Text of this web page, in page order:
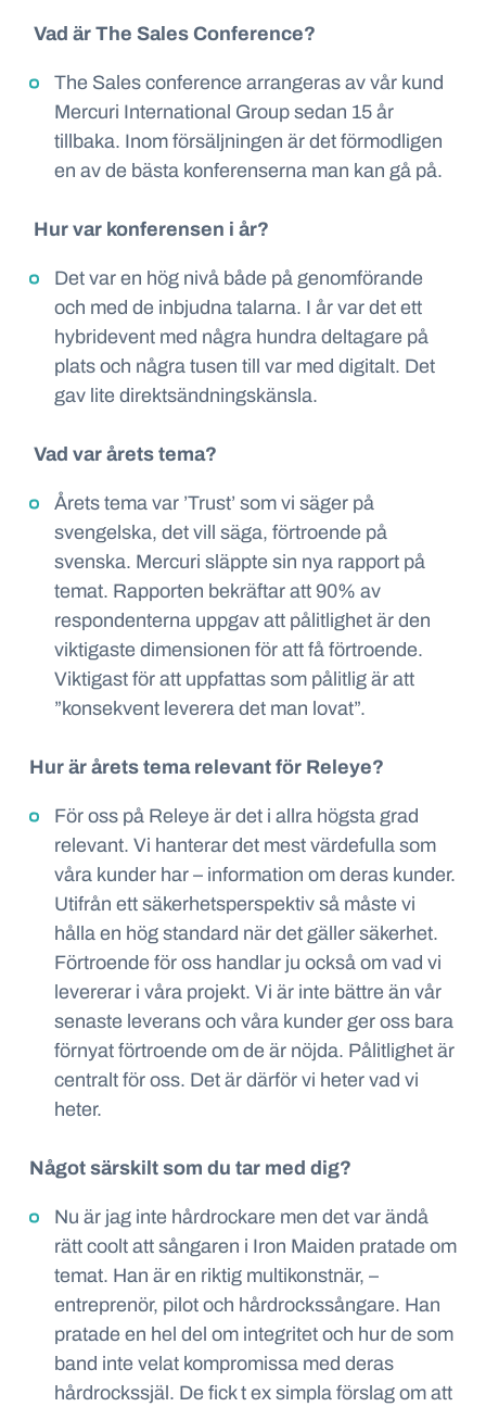
Vad är The Sales Conference?
The Sales conference arrangeras av vår kund
Mercuri International Group sedan 15år
tillbaka. Inom försäljningen är det förmodligen
en av de bästa konferenserna man kan gå på.
Hur var konferensen i år?
Det var en hög nivå både på genomförande
och med de inbjudna talarna. I år var det ett
hybridevent med några hundra deltagare på
plats och några tusen till var med digitalt. Det
gav lite direktsändningskänsla.
Vad var årets tema?
Årets tema var ’Trust’ som vi säger på
svengelska, det vill säga, förtroende på
svenska. Mercuri släppte sin nya rapport på
temat. Rapporten bekräftar att 90% av
respondenterna uppgav att pålitlighet är den
viktigaste dimensionen för att få förtroende.
Viktigast för att uppfattas som pålitlig är att
”konsekvent leverera det man lovat”.
Hur är årets tema relevant för Releye?
För oss på Releye är det i allra högsta grad
relevant. Vi hanterar det mest värdefulla som
våra kunder har – information om deras kunder.
Utifrån ett säkerhetsperspektiv så måste vi
hålla en hög standard när det gäller säkerhet.
Förtroende för oss handlar ju också om vad vi
levererar i våra projekt. Vi är inte bättre än vår
senaste leverans och våra kunder ger oss bara
förnyat förtroende om de är nöjda. Pålitlighet är
centralt för oss. Det är därför vi heter vad vi
heter.
Något särskilt som du tar med dig?
Nu är jag inte hårdrockare men det var ändå
rätt coolt att sångaren i Iron Maiden pratade om
temat. Han är en riktig multikonstnär, –
entreprenör, pilot och hårdrockssångare. Han
pratade en hel del om integritet och hur de som
band inte velat kompromissa med deras
hårdrockssjäl. De fick t ex simpla förslag om att